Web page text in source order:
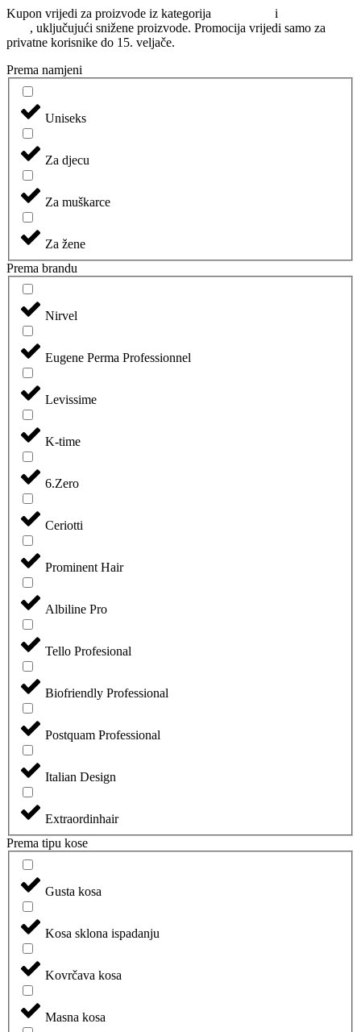
Kupon vrijedi za proizvode iz kategorija
i
, uključujući snižene proizvode. Promocija vrijedi samo za
privatne korisnike do 15. veljače.
Prema namjeni
Uniseks
Za djecu
Za muškarce
Za žene
Prema brandu
Nirvel
Eugene Perma Professionnel
Levissime
K-time
6.Zero
Ceriotti
Prominent Hair
Albiline Pro
Tello Profesional
Biofriendly Professional
Postquam Professional
Italian Design
Extraordinhair
Prema tipu kose
Gusta kosa
Kosa sklona ispadanju
Kovrčava kosa
Masna kosa